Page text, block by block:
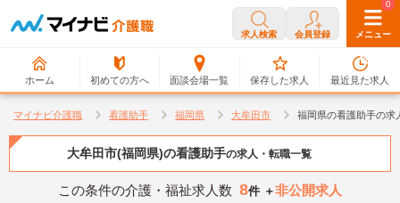
求人検索 会員登録 メニュー
ホーム 初めての方へ 面談会場一覧
0
保存した求人
0
最近見た求人
マイナビ介護職 看護助手 福岡県 大牟田市 福岡県の看護助手の求
大牟田市(福岡県)の看護助手の求人・転職一覧
この条件の介護・福祉求人数 8件 ＋非公開求人